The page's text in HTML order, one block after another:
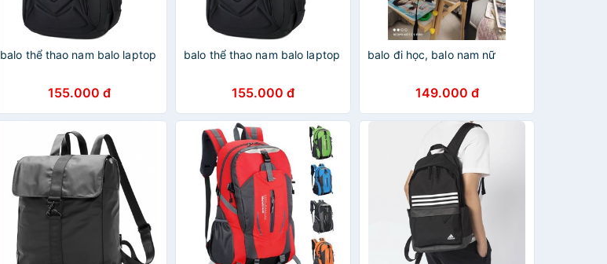
balo thể thao nam balo laptop
155.000 đ
balo thể thao nam balo laptop
155.000 đ
balo đi học, balo nam nữ
149.000 đ